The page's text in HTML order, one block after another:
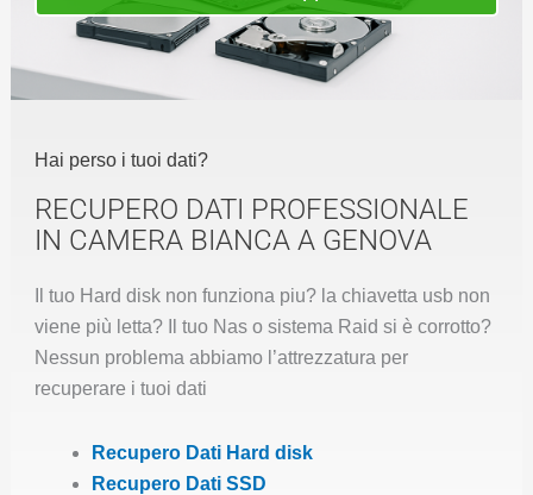
Hai perso i tuoi dati?
RECUPERO DATI PROFESSIONALE
IN CAMERA BIANCA A GENOVA
Il tuo Hard disk non funziona piu? la chiavetta usb non
viene più letta? Il tuo Nas o sistema Raid si è corrotto?
Nessun problema abbiamo l’attrezzatura per
recuperare i tuoi dati
Recupero Dati Hard disk
Recupero Dati SSD